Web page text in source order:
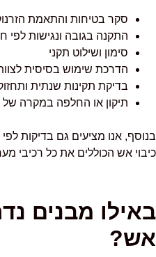
סקר בטיחות והתאמת
התקנה בגובה ונגישות לפי
סימון ושילוט תקני
הדרכת שימוש בסיסית
בדיקת תקינות שנתית
תיקון או החלפה במקרה של
בנוסף, אנו מציעים גם בדיקות לפי
כיבוי אש הכוללים את כל רכיבי
באילו מבנים
אש?